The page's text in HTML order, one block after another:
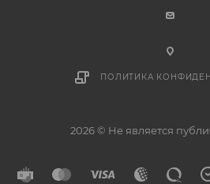
ПОЛИТИКА
2026 © Не является